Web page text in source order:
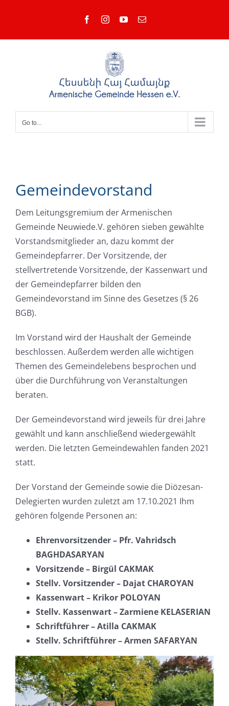
FacebookInstagramYouTubeEmail
Go to...
Gemeindevorstand
Dem Leitungsgremium der Armenischen
Gemeinde Neuwiede.V. gehören sieben gewählte
Vorstandsmitglieder an, dazu kommt der
Gemeindepfarrer. Der Vorsitzende, der
stellvertretende Vorsitzende, der Kassenwart und
der Gemeindepfarrer bilden den
Gemeindevorstand im Sinne des Gesetzes (§ 26
BGB).
Im Vorstand wird der Haushalt der Gemeinde
beschlossen. Außerdem werden alle wichtigen
Themen des Gemeindelebens besprochen und
über die Durchführung von Veranstaltungen
beraten.
Der Gemeindevorstand wird jeweils für drei Jahre
gewählt und kann anschließend wiedergewählt
werden. Die letzten Gemeindewahlen fanden 2021
statt.
Der Vorstand der Gemeinde sowie die Diözesan-
Delegierten wurden zuletztam 17.10.2021 Ihm
gehören folgende Personen an:
Ehrenvorsitzender – Pfr. Vahridsch
BAGHDASARYAN
Vorsitzende – Birgül CAKMAK
Stellv. Vorsitzender – Dajat CHAROYAN
Kassenwart – Krikor POLOYAN
Stellv. Kassenwart – Zarmiene KELASERIAN
Schriftführer – Atilla CAKMAK
Stellv. Schriftführer – Armen SAFARYAN